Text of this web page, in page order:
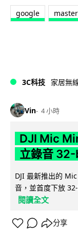
google
3C科技 家居無
Vin 4 小時
DJI Mic
立錄音
DJI 最新推出的
音，並首度下放
閱讀全文
分享